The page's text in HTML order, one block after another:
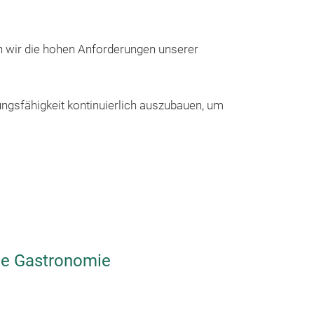
die hohen Anforderungen unserer
kontinuierlich auszubauen, um
Gastronomie